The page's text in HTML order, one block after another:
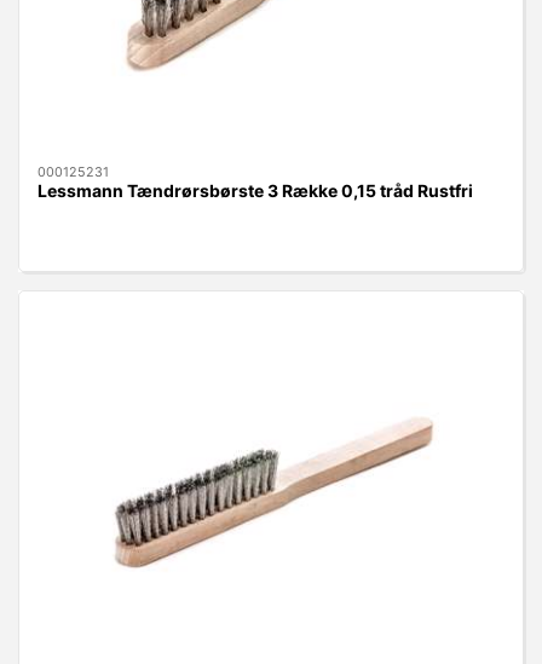
000125231
Lessmann Tændrørsbørste 3 Række 0,15 tråd Rustfri